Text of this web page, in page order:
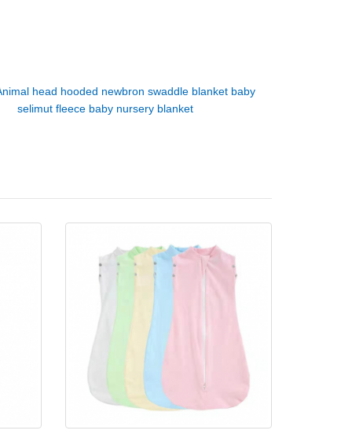
head hooded newbron swaddle blanket baby
selimut fleece baby nursery blanket